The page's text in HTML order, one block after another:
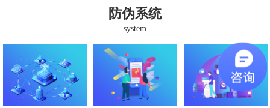
防伪系统
system